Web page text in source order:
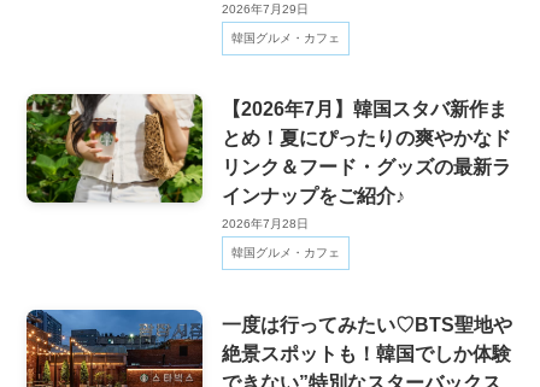
2026年7月29日
韓国グルメ・カフェ
【2026年7月】韓国スタバ新作ま
とめ！夏にぴったりの爽やかなド
リンク＆フード・グッズの最新ラ
インナップをご紹介♪
2026年7月28日
韓国グルメ・カフェ
一度は行ってみたい♡BTS聖地や
絶景スポットも！韓国でしか体験
できない”特別なスターバックス